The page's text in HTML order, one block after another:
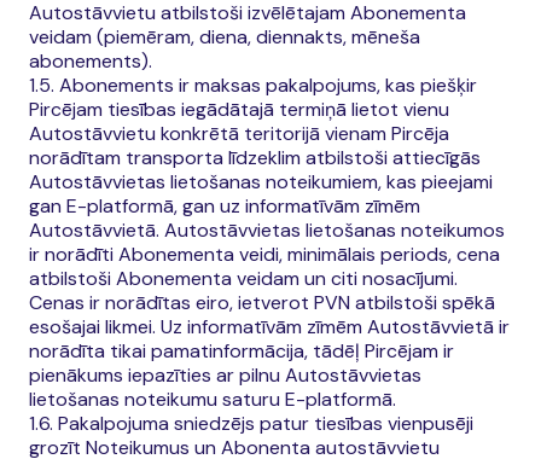
Autostāvvietu atbilstoši izvēlētajam Abonementa
veidam (piemēram, diena, diennakts, mēneša
abonements).
1.5. Abonements ir maksas pakalpojums, kas piešķir
Pircējam tiesības iegādātajā termiņā lietot vienu
Autostāvvietu konkrētā teritorijā vienam Pircēja
norādītam transporta līdzeklim atbilstoši attiecīgās
Autostāvvietas lietošanas noteikumiem, kas pieejami
gan E-platformā, gan uz informatīvām zīmēm
Autostāvvietā. Autostāvvietas lietošanas noteikumos
ir norādīti Abonementa veidi, minimālais periods, cena
atbilstoši Abonementa veidam un citi nosacījumi.
Cenas ir norādītas eiro, ietverot PVN atbilstoši spēkā
esošajai likmei. Uz informatīvām zīmēm Autostāvvietā ir
norādīta tikai pamatinformācija, tādēļ Pircējam ir
pienākums iepazīties ar pilnu Autostāvvietas
lietošanas noteikumu saturu E-platformā.
1.6. Pakalpojuma sniedzējs patur tiesības vienpusēji
grozīt Noteikumus un Abonenta autostāvvietu